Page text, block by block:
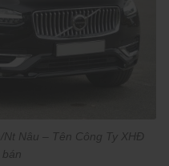
Nâu – Tên Công Ty XHĐ